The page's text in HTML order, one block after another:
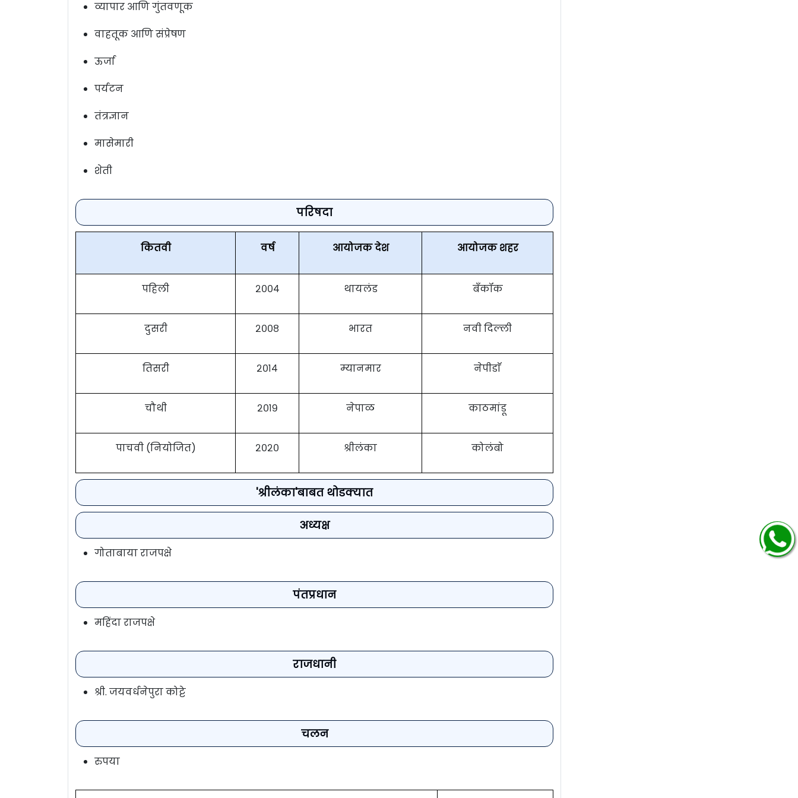
व्यापार आणि गुंतवणूक
वाहतूक आणि संप्रेषण
ऊर्जा
पर्यटन
तंत्रज्ञान
मासेमारी
शेती
परिषदा
कितवी वर्ष आयोजक देश आयोजक शहर
पहिली २००४ थायलंड बँकॉक
दुसरी २००८ भारत नवी दिल्ली
तिसरी २०१४ म्यानमार नेपीडाॅ
चौथी २०१९ नेपाळ काठमांडू
पाचवी (नियोजित) २०२० श्रीलंका कोलंबो
'श्रीलंका'बाबत थोडक्यात
अध्यक्ष
गोताबाया राजपक्षे
पंतप्रधान
महिंदा राजपक्षे
राजधानी
श्री. जयवर्धनेपुरा कोट्टे
चलन
रुपया